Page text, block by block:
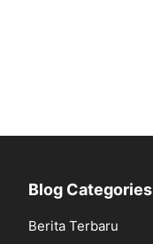
Blog Categories
Berita Terbaru